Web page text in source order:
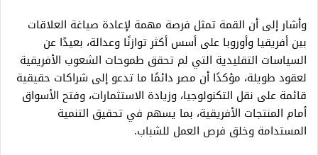
وأشار إلى أن القمة تمثل فرصة مهمة لإعادة صياغة العلاقات
بين أفريقيا وأوروبا على أسس أكثر توازنًا وعدالة، بعيدًا عن
السياسات التقليدية التي لم تحقق طموحات الشعوب الأفريقية
لعقود طويلة، مؤكدًا أن مصر دائمًا ما تدعو إلى شراكات حقيقية
قائمة على نقل التكنولوجيا، وزيادة الاستثمارات، وفتح الأسواق
أمام المنتجات الأفريقية، بما يسهم في تحقيق التنمية
المستدامة وخلق فرص العمل للشباب.